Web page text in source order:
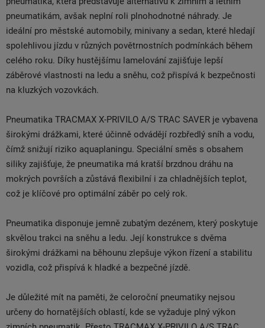
pneumatikám, avšak neplní roli plnohodnotné náhrady. Je
ideální pro městské automobily, minivany a sedan, které hledají
spolehlivou jízdu v různých povětrnostních podmínkách během
celého roku. Díky hustějšímu lamelování zajišťuje lepší
záběrové vlastnosti na ledu a sněhu, což přispívá k bezpečnosti
na kluzkých vozovkách.
Pneumatika TRACMAX X-PRIVILO A/S TRAC SAVER je vybavena
širokými drážkami, které účinně odvádějí rozbředlý sníh a vodu,
čímž snižují riziko aquaplaningu. Speciální směs s obsahem
siliky zajišťuje, že pneumatika má kratší brzdnou dráhu na
mokrých površích a zůstává flexibilní i za chladnějších teplot,
což je klíčové pro optimální záběr po celý rok.
Pneumatika disponuje jemně zubatým dezénem, který poskytuje
skvělou trakci na sněhu a ledu. Její konstrukce s dvěma
širokými drážkami na běhounu zlepšuje výkon řízení a stabilitu
vozidla, což přispívá k hladké a bezpečné jízdě.
Je důležité mít na paměti, že celoroční pneumatiky nejsou
určeny do hornatějších oblastí, kde se vyžaduje plný výkon